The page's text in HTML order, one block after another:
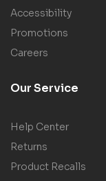
Accessibility
Promotions
Careers
Our Service
Help Center
Returns
Product Recalls